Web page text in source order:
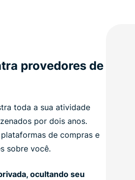
provedores de
toda a sua atividade
por dois anos.
de compras e
sobre você.
ocultando seu